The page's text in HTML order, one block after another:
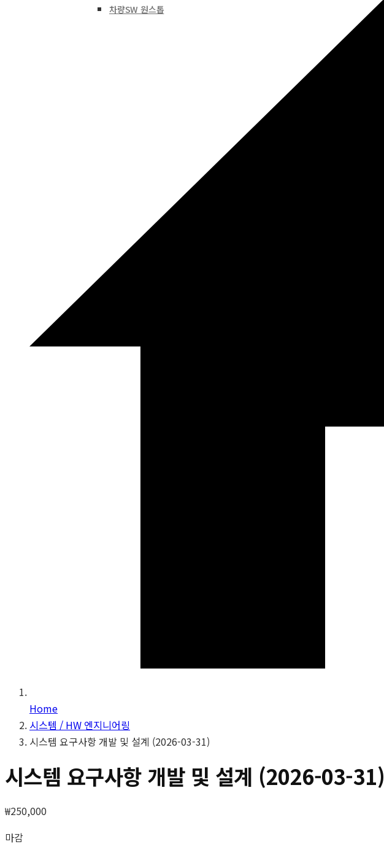
차량SW 원스톱
Home
시스템 / HW 엔지니어링
시스템 요구사항 개발 및 설계 (2026-03-31)
시스템 요구사항 개발 및 설계 (2026-03-31)
₩250,000
마감